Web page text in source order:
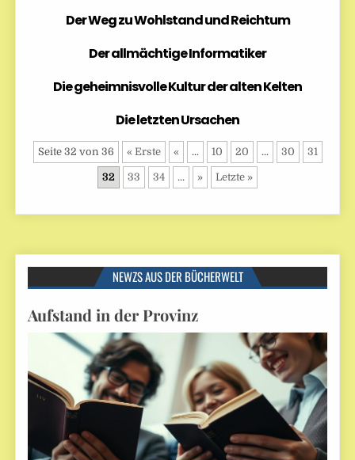
Der Weg zu Wohlstand und Reichtum
Der allmächtige Informatiker
Die geheimnisvolle Kultur der alten Kelten
Die letzten Ursachen
Seite 32 von 36 « Erste « ... 10 20 ... 30 31
32 33 34 ... » Letzte »
NEWZS AUS DER BÜCHERWELT
Aufstand in der Provinz